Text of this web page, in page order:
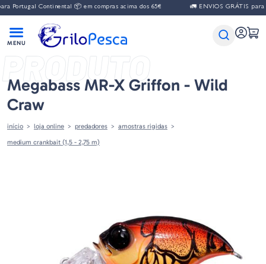
Portugal Continental 📦 em compras acima dos 65€ 🚛 ENVIOS GRÁTIS para
PRODUTO
Megabass MR-X Griffon - Wild
Craw
início loja online predadores
amostras rigidas
medium crankbait (1,5 - 2,75 m)